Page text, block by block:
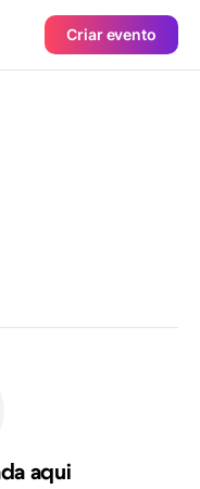
Criar evento
aqui